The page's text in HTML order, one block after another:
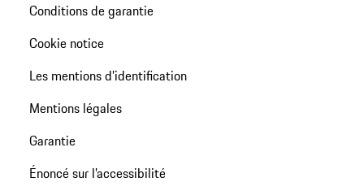
Conditions de garantie
Cookie notice
Les mentions d’identification
Mentions légales
Garantie
Énoncé sur l’accessibilité